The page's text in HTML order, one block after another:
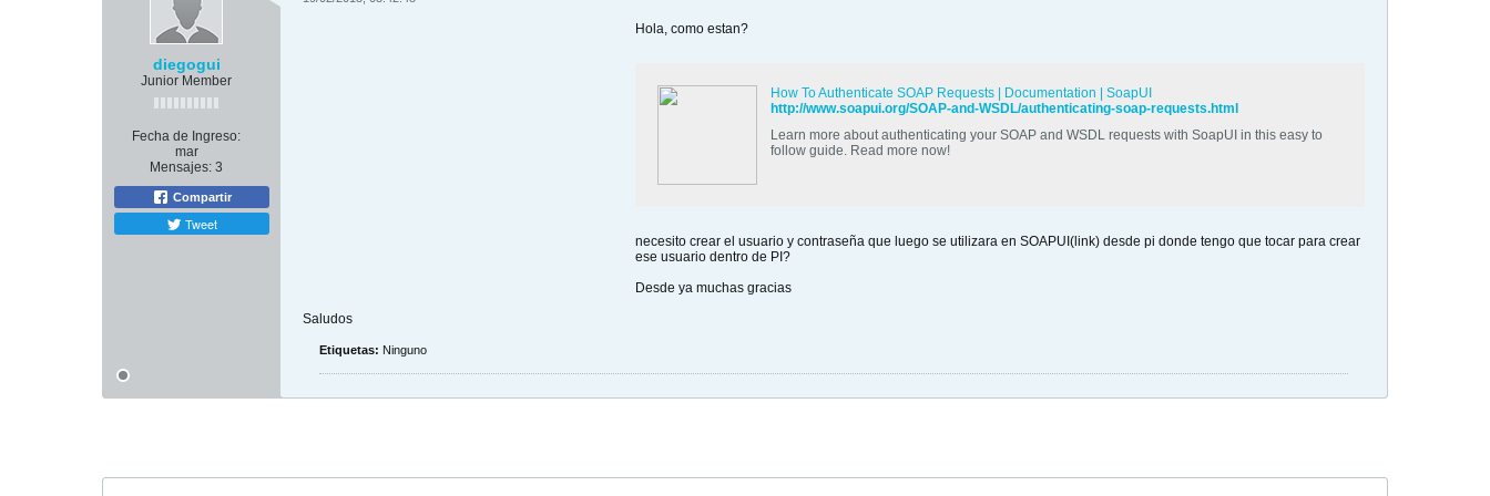
diegogui
Junior Member
Fecha de Ingreso:
mar
Mensajes: 3
Compartir
Tweet
Hola, como estan?
How To Authenticate SOAP Requests | Documentation | SoapUI
http://www.soapui.org/SOAP-and-WSDL/authenticating-soap-requests.html
Learn more about authenticating your SOAP and WSDL requests with SoapUI in this easy to
follow guide. Read more now!
necesito crear el usuario y contraseña que luego se utilizara en SOAPUI(link) desde pi donde tengo que tocar para crear
ese usuario dentro de PI?
Desde ya muchas gracias
Saludos
Etiquetas: Ninguno